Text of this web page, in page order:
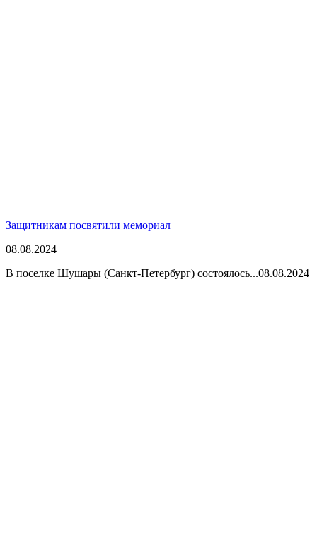
Защитникам посвятили мемориал
08.08.2024
В поселке Шушары (Санкт-Петербург) состоялось...08.08.2024